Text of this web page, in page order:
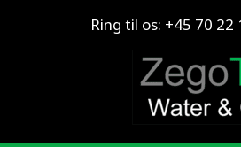
Ring til os: +45 70 22